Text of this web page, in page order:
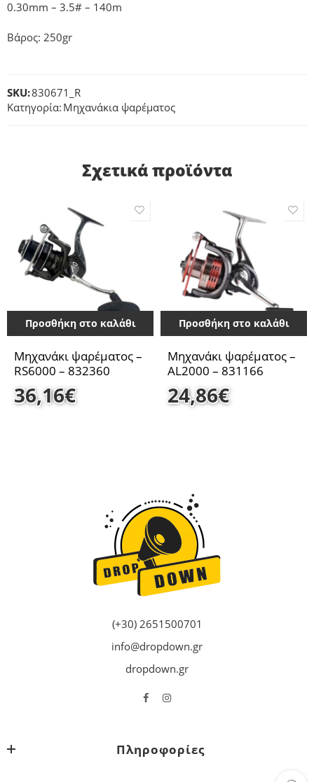
0.30mm – 3.5# – 140m
Βάρος: 250gr
SKU:830671_R
Κατηγορία: Μηχανάκια ψαρέματος
Σχετικά προϊόντα
Προσθήκη στο καλάθι
Μηχανάκι ψαρέματος –
RS6000 – 832360
36,16€
Προσθήκη στο καλάθι
Μηχανάκι ψαρέματος –
AL2000 – 831166
24,86€
(+30) 2651500701
info@dropdown.gr
dropdown.gr
Πληροφορίες